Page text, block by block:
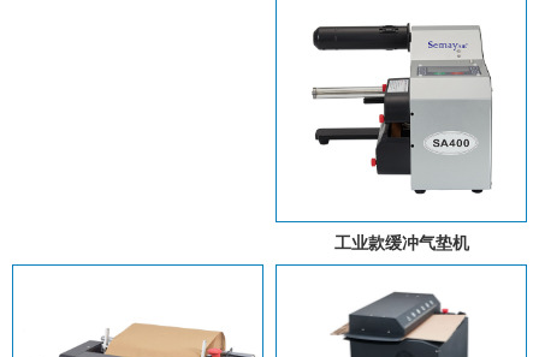
工业款缓冲气垫机